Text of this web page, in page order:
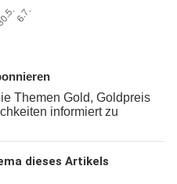
Themen Gold, Goldpreis
informiert zu
dieses Artikels